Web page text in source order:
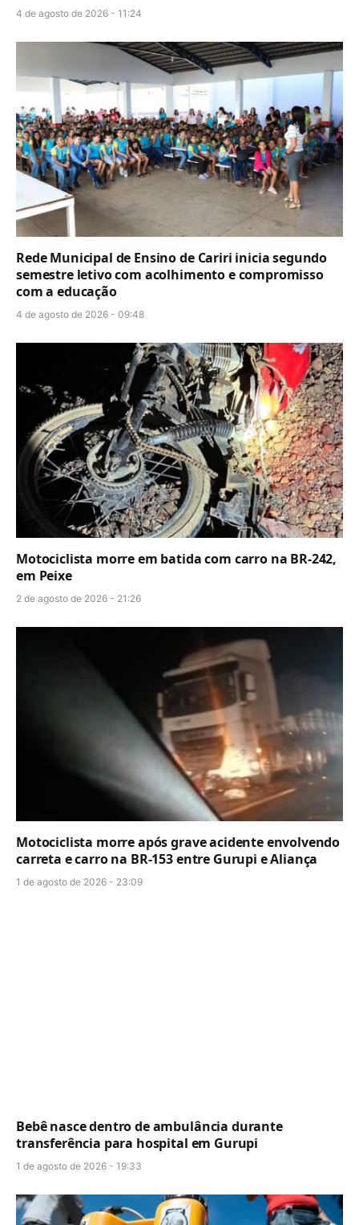
4 de agosto de 2026 - 11:24
Rede Municipal de Ensino de Cariri inicia segundo
semestre letivo com acolhimento e compromisso
com a educação
4 de agosto de 2026 - 09:48
Motociclista morre em batida com carro na BR-242,
em Peixe
2 de agosto de 2026 - 21:26
Motociclista morre após grave acidente envolvendo
carreta e carro na BR-153 entre Gurupi e Aliança
1 de agosto de 2026 - 23:09
Bebê nasce dentro de ambulância durante
transferência para hospital em Gurupi
1 de agosto de 2026 - 19:33